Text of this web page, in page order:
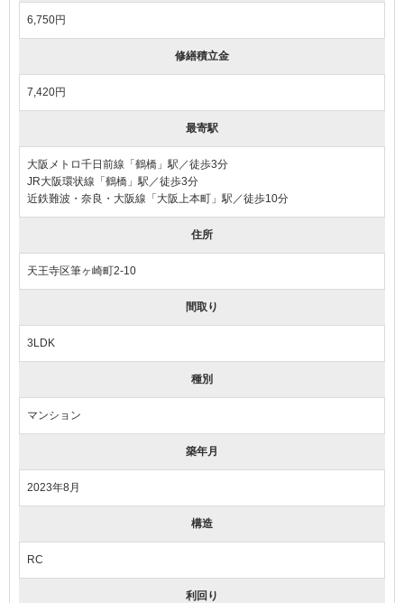
6,750円
修繕積立金
7,420円
最寄駅
大阪メトロ千日前線「鶴橋」駅／徒歩3分
JR大阪環状線「鶴橋」駅／徒歩3分
近鉄難波・奈良・大阪線「大阪上本町」駅／徒歩10分
住所
天王寺区筆ヶ崎町2-10
間取り
3LDK
種別
マンション
築年月
2023年8月
構造
RC
利回り